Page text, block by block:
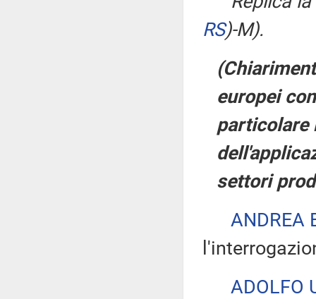
RS)-M).
europei
particolare
settori
ANDREA
ADOLFO